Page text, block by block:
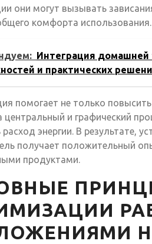
они могут вызывать
комфорта использования.
Интеграция домашней
и практических
помогает не только
центральный и графический
энергии. В результате,
получает положительный
продуктами.